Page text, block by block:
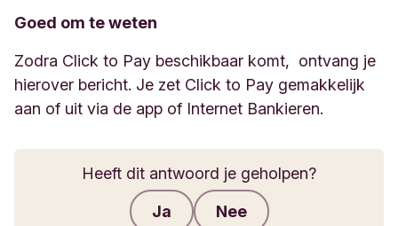
Goed om te weten
Zodra Click to Pay beschikbaar komt, ontvang je
hierover bericht. Je zet Click to Pay gemakkelijk
aan of uit via de app of Internet Bankieren.
Heeft dit antwoord je geholpen?
Ja Nee